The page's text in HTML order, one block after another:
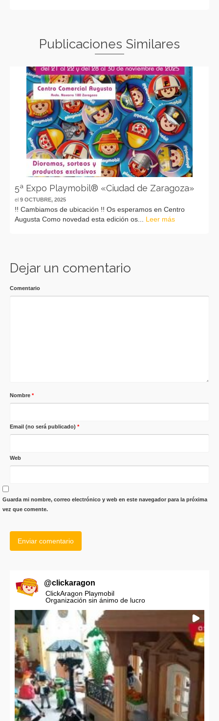
Publicaciones Similares
5ª Expo Playmobil® «Ciudad de Zaragoza»
el 9 OCTUBRE, 2025
!! Cambiamos de ubicación !! Os esperamos en Centro
Augusta Como novedad esta edición os... Leer más
Dejar un comentario
Comentario
Nombre *
Email (no será publicado) *
Web
Guarda mi nombre, correo electrónico y web en este navegador para la próxima
vez que comente.
@clickaragon
ClickAragon Playmobil
Organización sin ánimo de lucro